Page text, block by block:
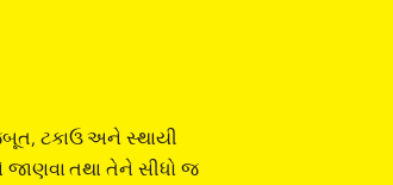
ટકાઉ અને સ્થાયી
તથા તેને સીધો જ